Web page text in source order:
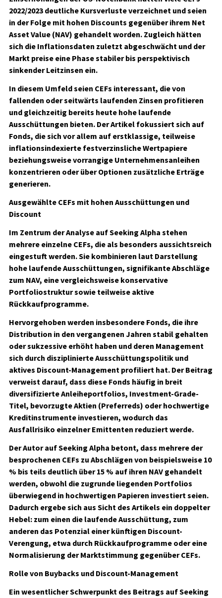
2022/2023 deutliche Kursverluste verzeichnet und seien
in der Folge mit hohen Discounts gegenüber ihrem Net
Asset Value (NAV) gehandelt worden. Zugleich hätten
sich die Inflationsdaten zuletzt abgeschwächt und der
Markt preise eine Phase stabiler bis perspektivisch
sinkender Leitzinsen ein.
In diesem Umfeld seien CEFs interessant, die von
fallenden oder seitwärts laufenden Zinsen profitieren
und gleichzeitig bereits heute hohe laufende
Ausschüttungen bieten. Der Artikel fokussiert sich auf
Fonds, die sich vor allem auf erstklassige, teilweise
inflationsindexierte festverzinsliche Wertpapiere
beziehungsweise vorrangige Unternehmensanleihen
konzentrieren oder über Optionen zusätzliche Erträge
generieren.
Ausgewählte CEFs mit hohen Ausschüttungen und
Discount
Im Zentrum der Analyse auf Seeking Alpha stehen
mehrere einzelne CEFs, die als besonders aussichtsreich
eingestuft werden. Sie kombinieren laut Darstellung
hohe laufende Ausschüttungen, signifikante Abschläge
zum NAV, eine vergleichsweise konservative
Portfoliostruktur sowie teilweise aktive
Rückkaufprogramme.
Hervorgehoben werden insbesondere Fonds, die ihre
Distribution in den vergangenen Jahren stabil gehalten
oder sukzessive erhöht haben und deren Management
sich durch disziplinierte Ausschüttungspolitik und
aktives Discount-Management profiliert hat. Der Beitrag
verweist darauf, dass diese Fonds häufig in breit
diversifizierte Anleiheportfolios, Investment-Grade-
Titel, bevorzugte Aktien (Preferreds) oder hochwertige
Kreditinstrumente investieren, wodurch das
Ausfallrisiko einzelner Emittenten reduziert werde.
Der Autor auf Seeking Alpha betont, dass mehrere der
besprochenen CEFs zu Abschlägen von beispielsweise 10
% bis teils deutlich über 15 % auf ihren NAV gehandelt
werden, obwohl die zugrunde liegenden Portfolios
überwiegend in hochwertigen Papieren investiert seien.
Dadurch ergebe sich aus Sicht des Artikels ein doppelter
Hebel: zum einen die laufende Ausschüttung, zum
anderen das Potenzial einer künftigen Discount-
Verengung, etwa durch Rückkaufprogramme oder eine
Normalisierung der Marktstimmung gegenüber CEFs.
Rolle von Buybacks und Discount-Management
Ein wesentlicher Schwerpunkt des Beitrags auf Seeking